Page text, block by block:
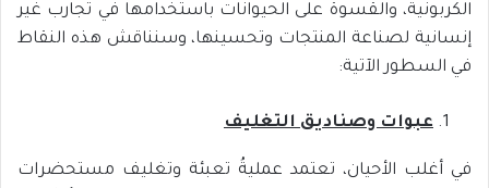
الكربونية، والقسوة على الحيوانات باستخدامها في تجارب غير
إنسانية لصناعة المنتجات وتحسينها، وسنناقش هذه النقاط
في السطور الآتية:
عبوات وصناديق التغليف
في أغلب الأحيان، تعتمد عمليةُ تعبئة وتغليف مستحضرات